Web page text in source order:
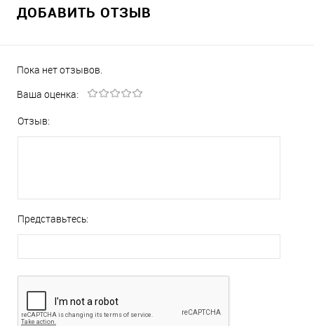
ДОБАВИТЬ ОТЗЫВ
Пока нет отзывов.
Ваша оценка:
Отзыв:
Представьтесь: